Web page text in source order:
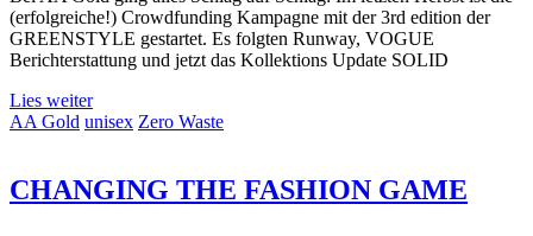
(erfolgreiche!) Crowdfunding Kampagne mit der 3rd edition der
GREENSTYLE gestartet. Es folgten Runway, VOGUE
Berichterstattung und jetzt das Kollektions Update SOLID
Lies weiter
AA Gold unisex Zero Waste
CHANGING THE FASHION GAME